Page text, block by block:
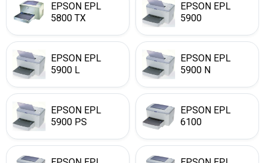
EPSON EPL
5800 TX
EPSON EPL
5900
EPSON EPL
5900 L
EPSON EPL
5900 N
EPSON EPL
5900 PS
EPSON EPL
6100